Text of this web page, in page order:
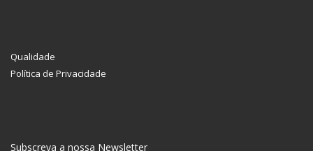
Qualidade
Política de Privacidade
Subscreva a nossa Newsletter